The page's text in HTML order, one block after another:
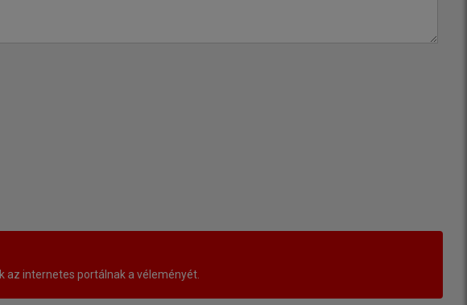
internetes portálnak a véleményét.